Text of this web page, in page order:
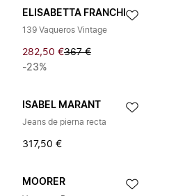
ELISABETTA FRANCHI
139 Vaqueros Vintage
282,50 €367 €
-23%
ISABEL MARANT
Jeans de pierna recta
317,50 €
MOORER